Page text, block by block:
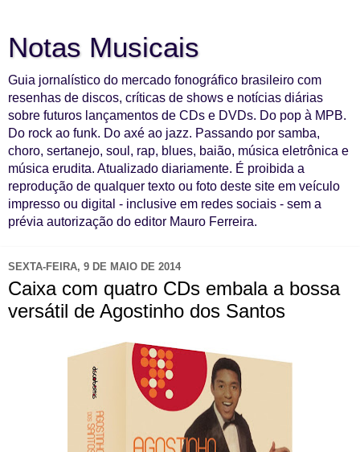
Notas Musicais
Guia jornalístico do mercado fonográfico brasileiro com
resenhas de discos, críticas de shows e notícias diárias
sobre futuros lançamentos de CDs e DVDs. Do pop à MPB.
Do rock ao funk. Do axé ao jazz. Passando por samba,
choro, sertanejo, soul, rap, blues, baião, música eletrônica e
música erudita. Atualizado diariamente. É proibida a
reprodução de qualquer texto ou foto deste site em veículo
impresso ou digital - inclusive em redes sociais - sem a
prévia autorização do editor Mauro Ferreira.
SEXTA-FEIRA, 9 DE MAIO DE 2014
Caixa com quatro CDs embala a bossa
versátil de Agostinho dos Santos